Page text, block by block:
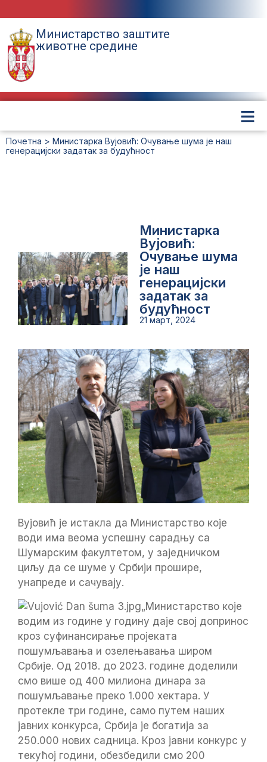
Министарство заштите
животне средине
Почетна > Министарка Вујовић: Очување шума је наш
генерацијски задатак за будућност
Министарка
Вујовић:
Очување шума
је наш
генерацијски
задатак за
будућност
21 март, 2024
Вујовић је истакла да Министарство које
води има веома успешну сарадњу са
Шумарским факултетом, у заједничком
циљу да се шуме у Србији прошире,
унапреде и сачувају.
„Министарство које
водим из године у годину даје свој допринос
кроз суфинансирање пројеката
пошумљавања и озелењавања широм
Србије. Од 2018. до 2023. године доделили
смо више од 400 милиона динара за
пошумљавање преко 1.000 хектара. У
протекле три године, само путем наших
јавних конкурса, Србија је богатија за
250.000 нових садница. Кроз јавни конкурс у
текућој години, обезбедили смо 200